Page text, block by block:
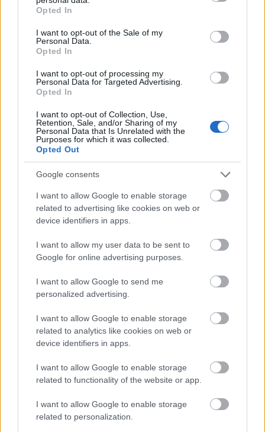
grant or deny consent to Google and its third-party tags to
use your data for below specified purposes in below Google
consent section.
Opted In
I want to opt-out of the Sale of my
Personal Data.
Opted In
I want to opt-out of processing my
Personal Data for Targeted Advertising.
Opted In
I want to opt-out of Collection, Use,
Retention, Sale, and/or Sharing of my
Personal Data that Is Unrelated with the
Purposes for which it was collected.
Opted Out
Google consents
I want to allow Google to enable storage
related to advertising like cookies on web or
device identifiers in apps.
I want to allow my user data to be sent to
Google for online advertising purposes.
I want to allow Google to send me
personalized advertising.
I want to allow Google to enable storage
related to analytics like cookies on web or
device identifiers in apps.
I want to allow Google to enable storage
related to functionality of the website or app.
I want to allow Google to enable storage
related to personalization.
viszont gyanút fog, s innentől fogva minden
Broomhildát, választaniuk kell szabadság és
összetartás, áldozathozatal és túlélés
ADjango Unchained 2012. december 25-től
viaCineStar
Film Leonardo DiCaprio Quentin Tarantino Filmpremier
SZEMBE MERSZ NÉZNI AZZAL, AKIVÉ
TERMÉSZETFELETTI ERŐK ÉS ELFELEDETT